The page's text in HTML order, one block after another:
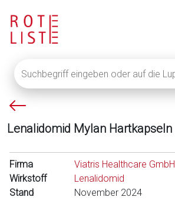
eingeben
oder
auf
Lupe
klicken,
um
alle
Fachinformationen
P
e
l
l
i
Lenalidomid Mylan Hartkapseln
Firma
Viatris Healthcare GmbH
Wirkstoff
Lenalidomid
Stand
November 2024